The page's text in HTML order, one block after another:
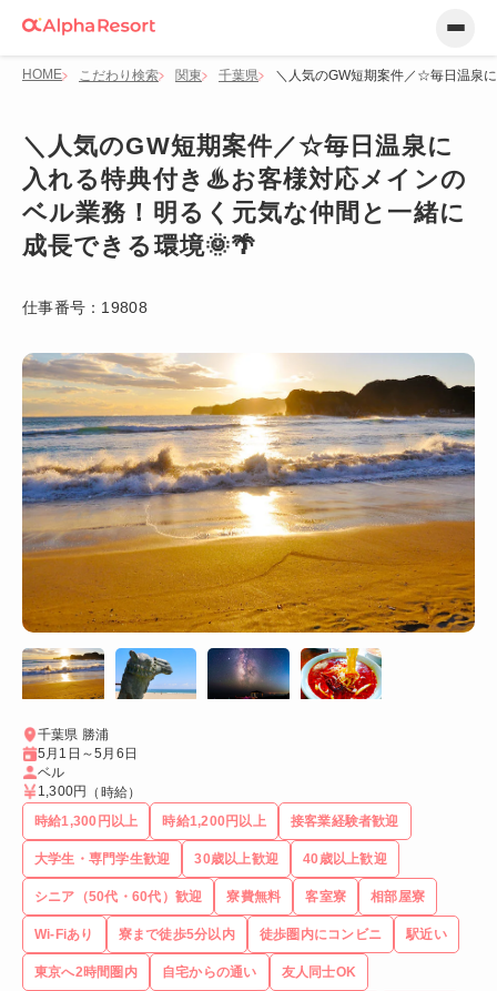
HOME こだわり検索 関東 千葉県 ＼人気のGW短期案件／☆毎日温泉
＼人気のGW短期案件／☆毎日温泉に
入れる特典付き♨お客様対応メインの
ベル業務！明るく元気な仲間と一緒に
成長できる環境🌞🌴
仕事番号： 19808
千葉県 勝浦
5月1日～5月6日
ベル
1,300円
（時給）
時給1,300円以上
時給1,200円以上 接客業経験者歓迎
大学生・専門学生歓迎 30歳以上歓迎 40歳以上歓迎
シニア（50代・60代）歓迎 寮費無料 客室寮 相部屋寮
Wi-Fiあり 寮まで徒歩5分以内 徒歩圏内にコンビニ 駅近い
東京へ2時間圏内 自宅からの通い 友人同士OK